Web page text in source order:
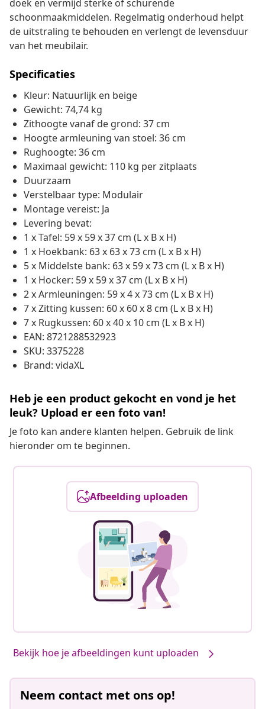
doek en vermijd sterke of schurende
schoonmaakmiddelen. Regelmatig onderhoud helpt
de uitstraling te behouden en verlengt de levensduur
van het meubilair.
Specificaties
Kleur: Natuurlijk en beige
Gewicht: 74,74 kg
Zithoogte vanaf de grond: 37 cm
Hoogte armleuning van stoel: 36 cm
Rughoogte: 36 cm
Maximaal gewicht: 110 kg per zitplaats
Duurzaam
Verstelbaar type: Modulair
Montage vereist: Ja
Levering bevat:
1 x Tafel: 59 x 59 x 37 cm (L x B x H)
1 x Hoekbank: 63 x 63 x 73 cm (L x B x H)
5 x Middelste bank: 63 x 59 x 73 cm (L x B x H)
1 x Hocker: 59 x 59 x 37 cm (L x B x H)
2 x Armleuningen: 59 x 4 x 73 cm (L x B x H)
7 x Zitting kussen: 60 x 60 x 8 cm (L x B x H)
7 x Rugkussen: 60 x 40 x 10 cm (L x B x H)
EAN: 8721288532923
SKU: 3375228
Brand: vidaXL
Heb je een product gekocht en vond je het
leuk? Upload er een foto van!
Je foto kan andere klanten helpen. Gebruik de link
hieronder om te beginnen.
Afbeelding uploaden
Bekijk hoe je afbeeldingen kunt uploaden
Neem contact met ons op!